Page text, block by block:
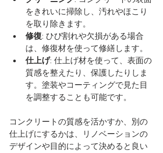
をきれいに掃除し、汚れやほこり
を取り除きます。
修復: ひび割れや欠損がある場合
は、修復材を使って修繕します。
仕上げ: 仕上げ材を使って、表面の
質感を整えたり、保護したりしま
す。塗装やコーティングで見た目
を調整することも可能です。
コンクリートの質感を活かすか、別の
仕上げにするかは、リノベーションの
デザインや目的によって決めると良い